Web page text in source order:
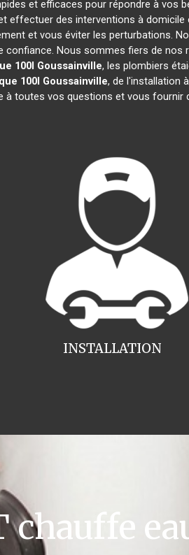
et efficaces pour répondre à vos
effectuer des interventions à
et vous éviter les perturbations.
confiance. Nous sommes fiers de
100l Goussainville, les plombiers
100l Goussainville, de l'installation
à toutes vos questions et vous
INSTALLATION
chauffe